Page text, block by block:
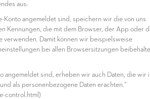
aus:
Konto angemeldet sind, speichern wir die von uns
Kennungen, die mit dem Browser, der App oder
verwenden. Damit können wir beispielsweise
bei allen Browsersitzungen
angemeldet sind, erheben wir auch Daten, die wir
als personenbezogene Daten erachten.“
control.html)